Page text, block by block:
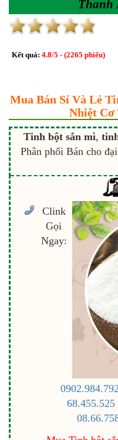
Thanh
Kết quả: 4.8/5 - (2265 phiếu)
Mua Bán Sỉ Và Lẻ
Nhiệt Cơ
Tinh bột sắn mì,
Phân phối Bán cho
Clink
Gọi
Ngay:
0902.984.792
68.455.525